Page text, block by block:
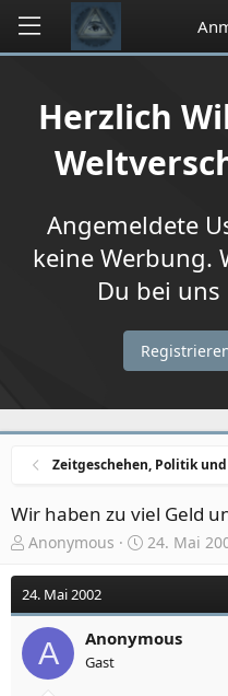
Herzlich
Angemeldete
keine Werbung.
Du bei
Zeitgeschehen, Politik
Wir haben zu viel Geld
E
s
t
l
Anonymous
E
s
l
24. Mai
24. Mai 2002
A Anonymous
Gast